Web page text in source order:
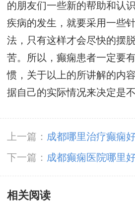
的朋友们一些新的帮助和认
疾病的发生，就要采用一些
法，只有这样才会尽快的摆
苦。所以，癫痫患者一定要
惯，关于以上的所讲解的内
据自己的实际情况来决定是
上一篇： 成都哪里治疗癫痫
期症状是什么？
下一篇： 成都癫痫医院哪里
患者带来哪些危害
相关阅读